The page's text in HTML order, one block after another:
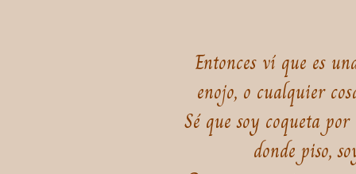
Entonces ví que es
enojo, o cualquier
Sé que soy coqueta
donde piso,